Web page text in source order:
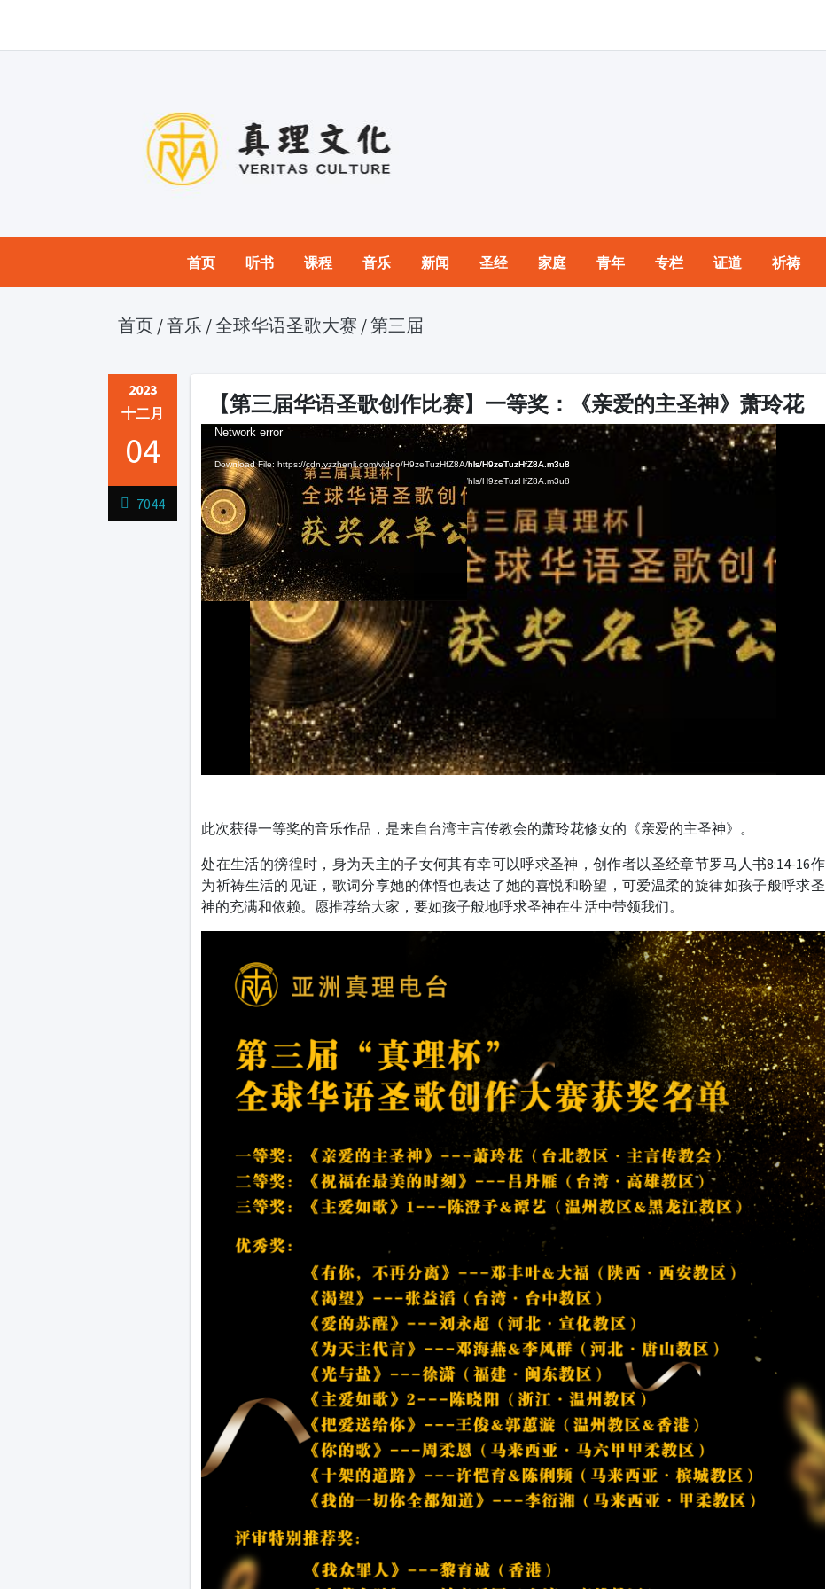
首页 听书 课程 音乐 新闻 圣经 家庭 青年 专栏 证道 祈祷
首页 /音乐 /全球华语圣歌大赛 /第三届
2023
十二月
04
7044
【第三届华语圣歌创作比赛】一等奖：《亲爱的主圣神》萧玲花
Video
Player
Video
Player
Network error
Download File: https://cdn.yzzhenli.com/video/H9zeTuzHfZ8A/hls/H9zeTuzHfZ8A.m3u8
Download File: https://cdn.yzzhenli.com/video/H9zeTuzHfZ8A/hls/H9zeTuzHfZ8A.m3u8
Network error
Download File: https://cdn.yzzhenli.com/video/H9zeTuzHfZ8A/hls/H9zeTuzHfZ8A.m3u8
此次获得一等奖的音乐作品，是来自台湾主言传教会的萧玲花修女的《亲爱的主圣神》。
处在生活的徬徨时，身为天主的子女何其有幸可以呼求圣神，创作者以圣经章节罗马人书8:14-16作
为祈祷生活的见证，歌词分享她的体悟也表达了她的喜悦和盼望，可爱温柔的旋律如孩子般呼求圣
神的充满和依赖。愿推荐给大家，要如孩子般地呼求圣神在生活中带领我们。